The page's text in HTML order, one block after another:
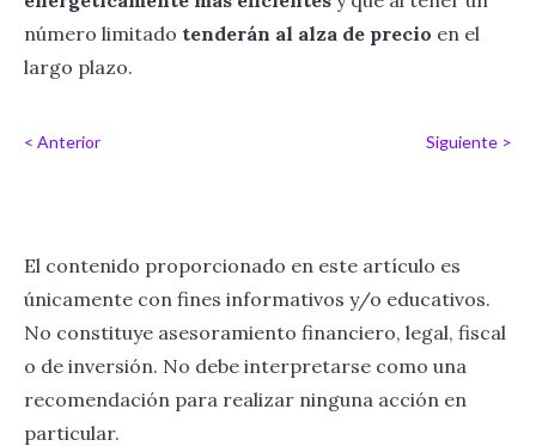
número limitado tenderán al alza de precio en el
largo plazo.
< Anterior Siguiente >
El contenido proporcionado en este artículo es
únicamente con fines informativos y/o educativos.
No constituye asesoramiento financiero, legal, fiscal
o de inversión. No debe interpretarse como una
recomendación para realizar ninguna acción en
particular.